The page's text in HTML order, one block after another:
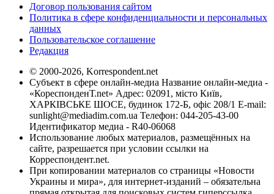
Договор пользования сайтом
Политика в сфере конфиденциальности и персональных
данных
Пользовательское соглашение
Редакция
© 2000-2026, Korrespondent.net
Субъект в сфере онлайн-медиа Название онлайн-медиа -
«КореспонденТ.net» Адрес: 02091, місто Київ,
ХАРКІВСЬКЕ ШОСЕ, будинок 172-Б, офіс 208/1 E-mail:
sunlight@mediadim.com.ua Телефон: 044-205-43-00
Идентификатор медиа - R40-06068
Использование любых материалов, размещённых на
сайте, разрешается при условии ссылки на
Корреспондент.net.
При копировании материалов со страницы «Новости
Украины и мира», для интернет-изданий – обязательна